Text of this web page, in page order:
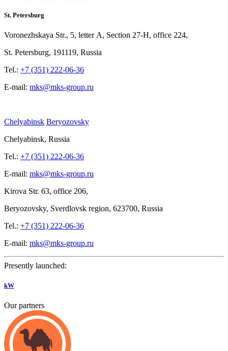
St. Petersburg
Voronezhskaya Str., 5, letter A, Section 27-Н, office 224,
St. Petersburg, 191119, Russia
Tel.: +7 (351) 222-06-36
E-mail: mks@mks-group.ru
Chelyabinsk Beryozovsky
Chelyabinsk, Russia
Tel.: +7 (351) 222-06-36
E-mail: mks@mks-group.ru
Kirova Str. 63, office 206,
Beryozovsky, Sverdlovsk region, 623700, Russia
Tel.: +7 (351) 222-06-36
E-mail: mks@mks-group.ru
Presently launched:
kW
Our partners